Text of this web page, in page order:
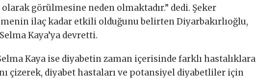
görülmesine neden olmaktadır.” dedi. Şeker
ilaç kadar etkili olduğunu belirten Diyarbakırlıoğlu,
Kaya’ya devretti.
Kaya ise diyabetin zaman içerisinde farklı hastalıklara
çizerek, diyabet hastaları ve potansiyel diyabetliler için